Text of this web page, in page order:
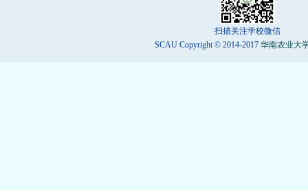
扫描关注学校微信
SCAU Copyright © 2014-2017 华南农业大